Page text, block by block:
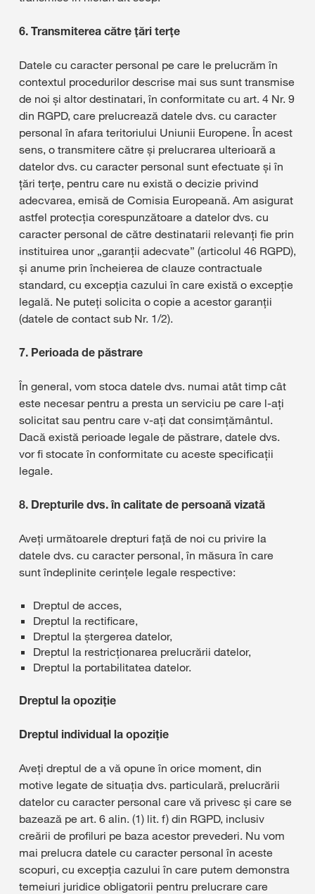
6. Transmiterea către țări terțe
Datele cu caracter personal pe care le prelucrăm în
contextul procedurilor descrise mai sus sunt transmise
de noi și altor destinatari, în conformitate cu art. 4 Nr. 9
din RGPD, care prelucrează datele dvs. cu caracter
personal în afara teritoriului Uniunii Europene. În acest
sens, o transmitere către și prelucrarea ulterioară a
datelor dvs. cu caracter personal sunt efectuate și în
țări terțe, pentru care nu există o decizie privind
adecvarea, emisă de Comisia Europeană. Am asigurat
astfel protecția corespunzătoare a datelor dvs. cu
caracter personal de către destinatarii relevanți fie prin
instituirea unor „garanții adecvate” (articolul 46 RGPD),
și anume prin încheierea de clauze contractuale
standard, cu excepția cazului în care există o excepție
legală. Ne puteți solicita o copie a acestor garanții
(datele de contact sub Nr. 1/2).
7. Perioada de păstrare
În general, vom stoca datele dvs. numai atât timp cât
este necesar pentru a presta un serviciu pe care l-ați
solicitat sau pentru care v-ați dat consimțământul.
Dacă există perioade legale de păstrare, datele dvs.
vor fi stocate în conformitate cu aceste specificații
legale.
8. Drepturile dvs. în calitate de persoană vizată
Aveți următoarele drepturi față de noi cu privire la
datele dvs. cu caracter personal, în măsura în care
sunt îndeplinite cerințele legale respective:
Dreptul de acces,
Dreptul la rectificare,
Dreptul la ștergerea datelor,
Dreptul la restricționarea prelucrării datelor,
Dreptul la portabilitatea datelor.
Dreptul la opoziție
Dreptul individual la opoziție
Aveți dreptul de a vă opune în orice moment, din
motive legate de situația dvs. particulară, prelucrării
datelor cu caracter personal care vă privesc și care se
bazează pe art. 6 alin. (1) lit. f) din RGPD, inclusiv
creării de profiluri pe baza acestor prevederi. Nu vom
mai prelucra datele cu caracter personal în aceste
scopuri, cu excepția cazului în care putem demonstra
temeiuri juridice obligatorii pentru prelucrare care